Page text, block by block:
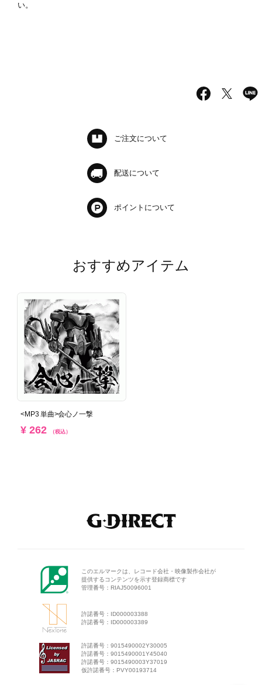
い。
ご注文について
配送について
ポイントについて
おすすめアイテム
<MP3 単曲>会心ノ一撃
¥ 262 （税込）
このエルマークは、レコード会社・映像製作会社が
提供するコンテンツを示す登録商標です
管理番号：RIAJ50096001
許諾番号：ID000003388
許諾番号：ID000003389
許諾番号：9015490002Y30005
許諾番号：9015490001Y45040
許諾番号：9015490003Y37019
仮許諾番号：PVY00193714